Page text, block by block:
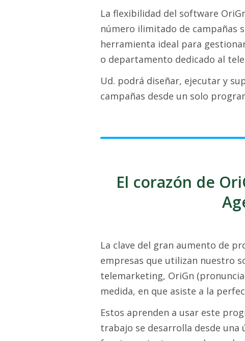
La flexibilidad del software
número ilimitado de campañas
herramienta ideal para
o departamento dedicado al
Ud. podrá diseñar, ejecutar y
campañas desde un solo
El corazón de
La clave del gran aumento de
empresas que utilizan nuestro
telemarketing, OriGn
medida, en que asiste a la
Estos aprenden a usar este
trabajo se desarrolla desde una